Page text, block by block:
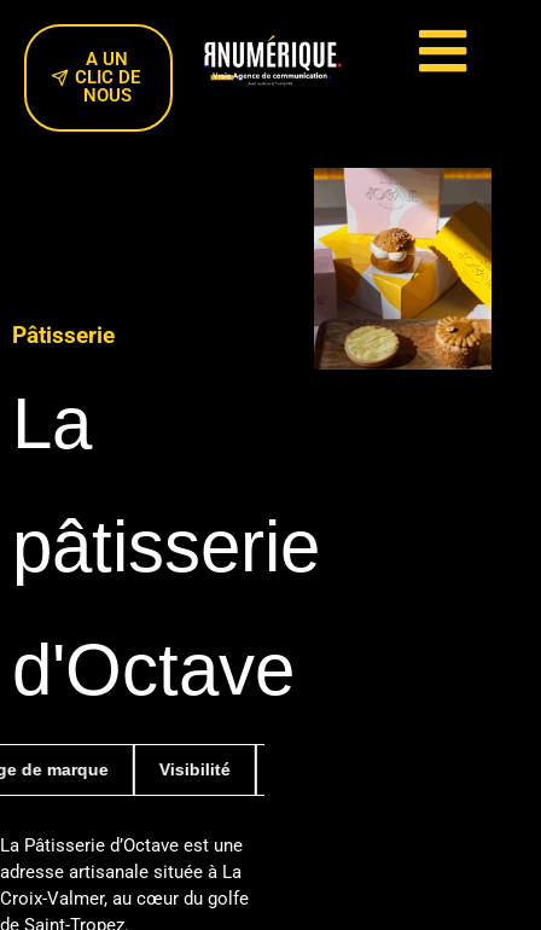
A UN
CLIC DE
NOUS
Pâtisserie
La
pâtisserie
d'Octave
marque Visibilité
La Pâtisserie d’Octave est une
adresse artisanale située à La
Croix-Valmer, au cœur du golfe
de Saint-Tropez.